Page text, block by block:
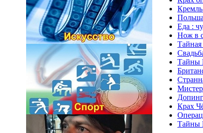
Еда :
Нож в
Тайны
Крах
Тайны